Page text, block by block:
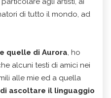
di tutto il mondo, ad
quelle di Aurora, ho
alcuni testi di amici nei
alle mie ed a quella
ascoltare il linguaggio